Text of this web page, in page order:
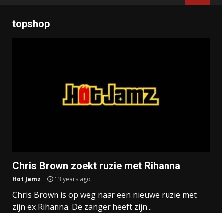
topshop
Chris Brown zoekt ruzie met Rihanna
Hot Jamz 13 years ago
Chris Brown is op weg naar een nieuwe ruzie met
zijn ex Rihanna. De zanger heeft zijn...